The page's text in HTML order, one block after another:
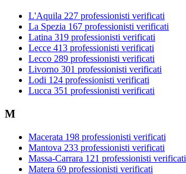
L'Aquila 227 professionisti verificati
La Spezia 167 professionisti verificati
Latina 319 professionisti verificati
Lecce 413 professionisti verificati
Lecco 289 professionisti verificati
Livorno 301 professionisti verificati
Lodi 124 professionisti verificati
Lucca 351 professionisti verificati
M
Macerata 198 professionisti verificati
Mantova 233 professionisti verificati
Massa-Carrara 121 professionisti verificati
Matera 69 professionisti verificati